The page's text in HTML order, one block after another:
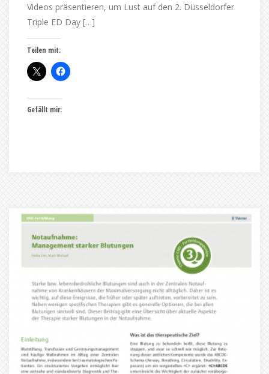
Videos präsentieren, um Lust auf den 2. Düsseldorfer
Triple ED Day […]
Teilen mit:
Gefällt mir: